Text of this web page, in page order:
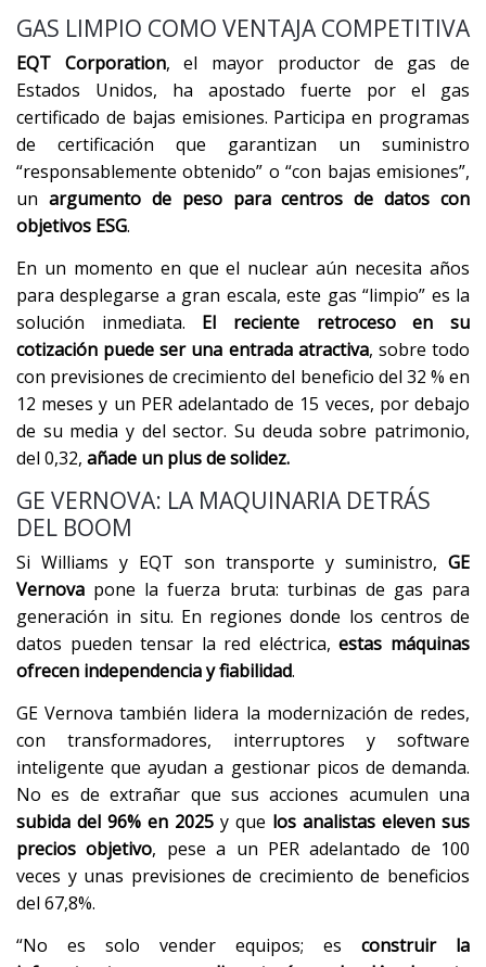
GAS LIMPIO COMO VENTAJA COMPETITIVA
EQT Corporation, el mayor productor de gas de
Estados Unidos, ha apostado fuerte por el gas
certificado de bajas emisiones. Participa en programas
de certificación que garantizan un suministro
“responsablemente obtenido” o “con bajas emisiones”,
un argumento de peso para centros de datos con
objetivos ESG.
En un momento en que el nuclear aún necesita años
para desplegarse a gran escala, este gas “limpio” es la
solución inmediata. El reciente retroceso en su
cotización puede ser una entrada atractiva, sobre todo
con previsiones de crecimiento del beneficio del 32 % en
12 meses y un PER adelantado de 15 veces, por debajo
de su media y del sector. Su deuda sobre patrimonio,
del 0,32, añade un plus de solidez.
GE VERNOVA: LA MAQUINARIA DETRÁS
DEL BOOM
Si Williams y EQT son transporte y suministro, GE
Vernova pone la fuerza bruta: turbinas de gas para
generación in situ. En regiones donde los centros de
datos pueden tensar la red eléctrica,estas máquinas
ofrecen independencia y fiabilidad.
GE Vernova también lidera la modernización de redes,
con transformadores, interruptores y software
inteligente que ayudan a gestionar picos de demanda.
No es de extrañar que sus acciones acumulen una
subida del 96% en 2025 y que los analistas eleven sus
precios objetivo, pese a un PER adelantado de 100
veces y unas previsiones de crecimiento de beneficios
del 67,8%.
“No es solo vender equipos; es construir la